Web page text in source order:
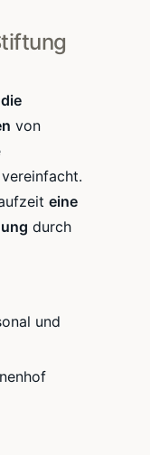
von
eine
durch
und